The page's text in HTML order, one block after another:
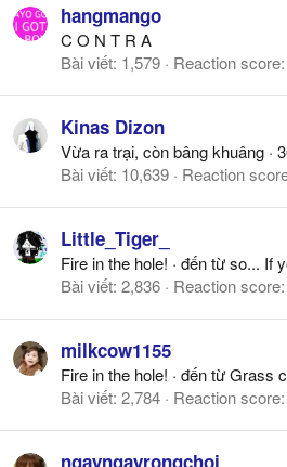
hangmango
C O N T R A
Bài viết 1,579 Reaction score
Kinas Dizon
Vừa ra trại, còn bâng khuâng ·
Bài viết 10,639 Reaction
Little_Tiger_
Fire in the hole! · đến từso... If
Bài viết 2,836 Reaction score
milkcow1155
Fire in the hole! · đến từGrass
Bài viết 2,784 Reaction score